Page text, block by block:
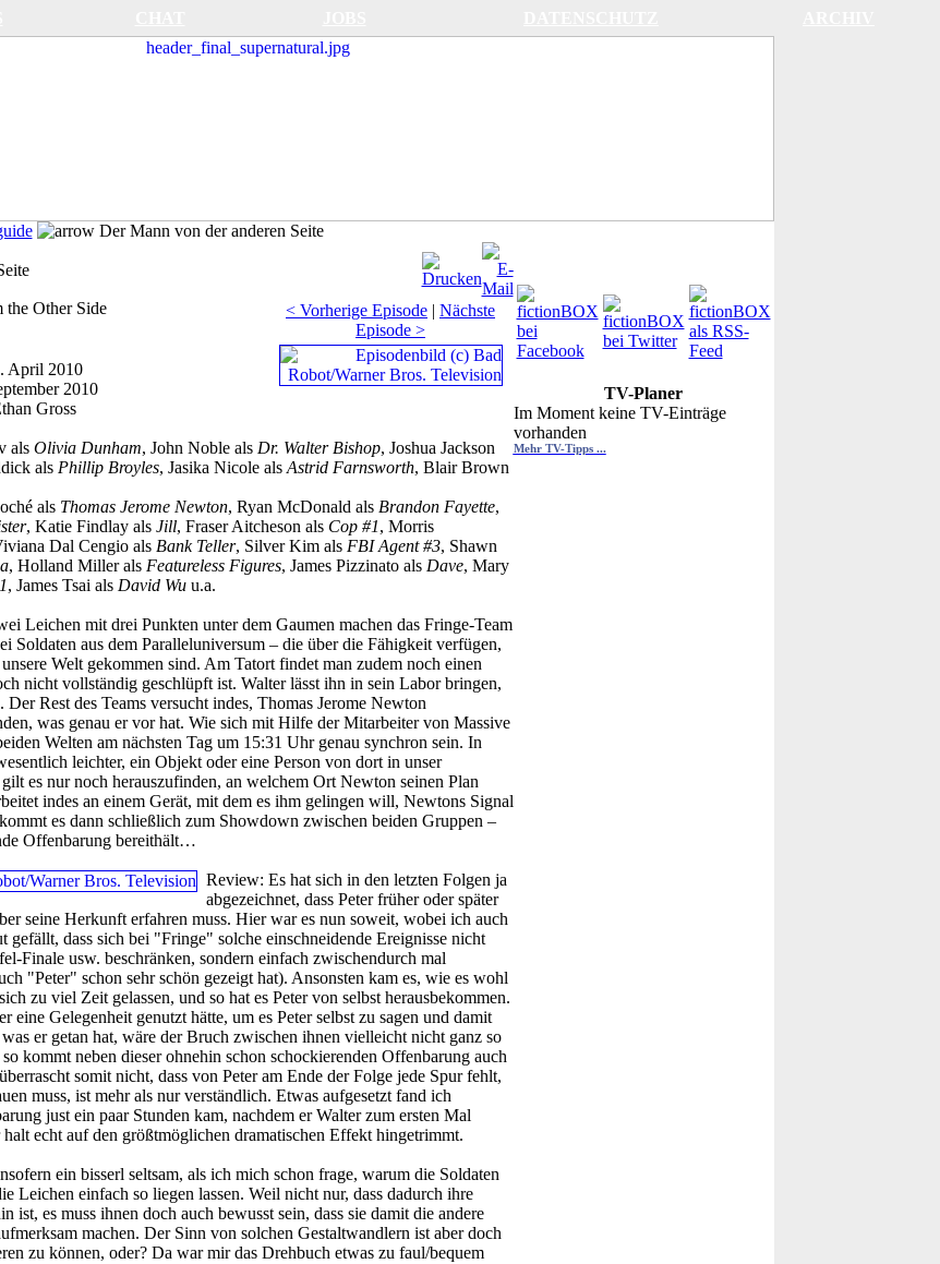
Der Mann von der anderen Seite
< Vorherige Episode | Nächste
Episode >
Other Side
April 2010
2010
Gross
als Olivia Dunham, John Noble als Dr. Walter Bishop, Joshua Jackson
als Phillip Broyles, Jasika Nicole als Astrid Farnsworth, Blair Brown
als Thomas Jerome Newton, Ryan McDonald als Brandon Fayette,
, Katie Findlay als Jill, Fraser Aitcheson als Cop #1, Morris
Dal Cengio als Bank Teller, Silver Kim als FBI Agent #3, Shawn
, Holland Miller als Featureless Figures, James Pizzinato als Dave, Mary
, James Tsai als David Wuu.a.
Leichen mit drei Punkten unter dem Gaumen machen das Fringe-Team
Soldaten aus dem Paralleluniversum – die über die Fähigkeit verfügen,
Welt gekommen sind. Am Tatort findet man zudem noch einen
nicht vollständig geschlüpft ist. Walter lässt ihn in sein Labor bringen,
Rest des Teams versucht indes, Thomas Jerome Newton
was genau er vor hat. Wie sich mit Hilfe der Mitarbeiter von Massive
Welten am nächsten Tag um 15:31 Uhr genau synchron sein. In
leichter, ein Objekt oder eine Person von dort in unser
es nur noch herauszufinden, an welchem Ort Newton seinen Plan
indes an einem Gerät, mit dem es ihm gelingen will, Newtons Signal
es dann schließlich zum Showdown zwischen beiden Gruppen –
Offenbarung bereithält…
Review: Es hat sich in den letzten Folgen ja
abgezeichnet, dass Peter früher oder später
seine Herkunft erfahren muss. Hier war es nun soweit, wobei ich auch
gefällt, dass sich bei "Fringe" solche einschneidende Ereignisse nicht
Finale usw. beschränken, sondern einfach zwischendurch mal
"Peter" schon sehr schön gezeigt hat). Ansonsten kam es, wie es wohl
zu viel Zeit gelassen, und so hat es Peter von selbst herausbekommen.
eine Gelegenheit genutzt hätte, um es Peter selbst zu sagen und damit
er getan hat, wäre der Bruch zwischen ihnen vielleicht nicht ganz so
kommt neben dieser ohnehin schon schockierenden Offenbarung auch
somit nicht, dass von Peter am Ende der Folge jede Spur fehlt,
muss, ist mehr als nur verständlich. Etwas aufgesetzt fand ich
just ein paar Stunden kam, nachdem er Walter zum ersten Mal
echt auf den größtmöglichen dramatischen Effekt hingetrimmt.
ein bisserl seltsam, als ich mich schon frage, warum die Soldaten
Leichen einfach so liegen lassen. Weil nicht nur, dass dadurch ihre
ist, es muss ihnen doch auch bewusst sein, dass sie damit die andere
machen. Der Sinn von solchen Gestaltwandlern ist aber doch
zu können, oder? Da war mir das Drehbuch etwas zu faul/bequem
TV-Planer
Im Moment keine TV-Einträge
vorhanden
Mehr TV-Tipps ...